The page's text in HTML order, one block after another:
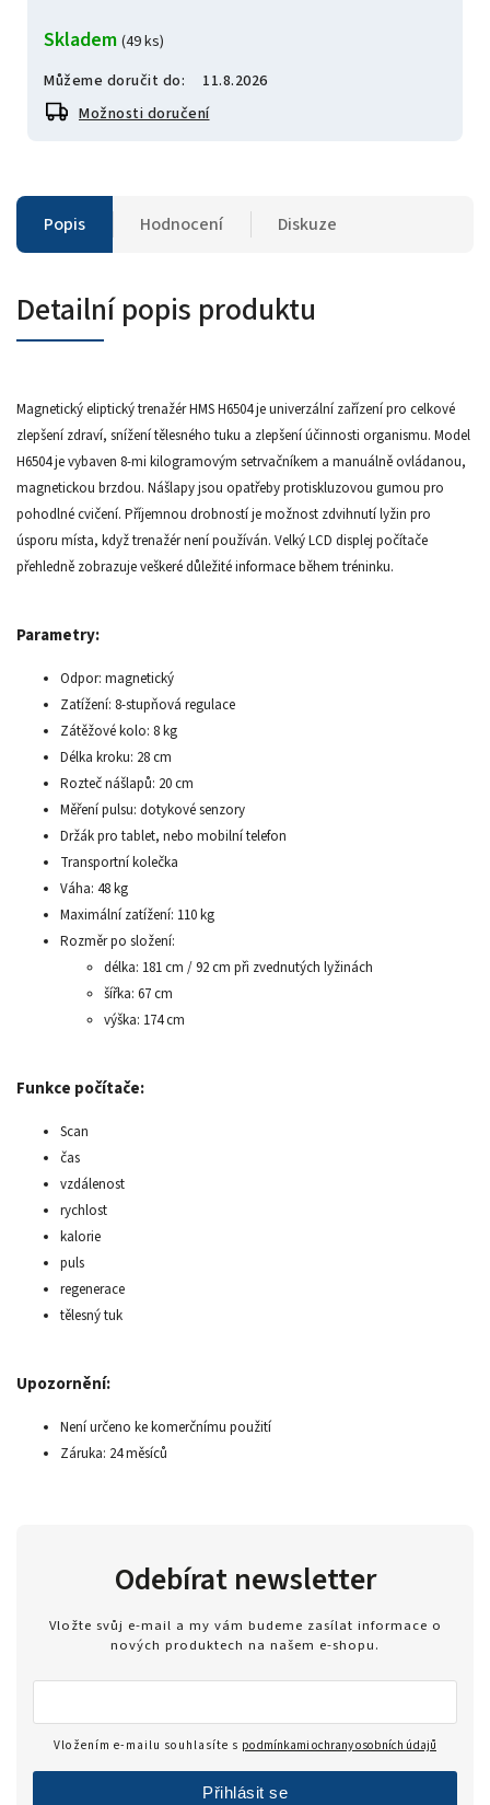
Skladem (49 ks)
Můžeme doručit do:
11.8.2026
Možnosti doručení
Popis Hodnocení Diskuze
Detailní popis produktu
Magnetický eliptický trenažér HMS H6504 je univerzální zařízení pro celkové
zlepšení zdraví, snížení tělesného tuku a zlepšení účinnosti organismu. Model
H6504 je vybaven 8-mi kilogramovým setrvačníkem a manuálně ovládanou,
magnetickou brzdou. Nášlapy jsou opatřeby protiskluzovou gumou pro
pohodlné cvičení. Příjemnou drobností je možnost zdvihnutí lyžin pro
úsporu místa, když trenažér není používán. Velký LCD displej počítače
přehledně zobrazuje veškeré důležité informace během tréninku.
Parametry:
Odpor: magnetický
Zatížení: 8-stupňová regulace
Zátěžové kolo: 8 kg
Délka kroku: 28 cm
Rozteč nášlapů: 20 cm
Měření pulsu: dotykové senzory
Držák pro tablet, nebo mobilní telefon
Transportní kolečka
Váha: 48 kg
Maximální zatížení: 110 kg
Rozměr po složení:
délka: 181 cm / 92 cm při zvednutých lyžinách
šířka: 67 cm
výška: 174 cm
Funkce počítače:
Scan
čas
vzdálenost
rychlost
kalorie
puls
regenerace
tělesný tuk
Upozornění:
Není určeno ke komerčnímu použití
Záruka: 24 měsíců
Odebírat newsletter
Vložte svůj e-mail a my vám budeme zasílat informace o
nových produktech na našem e-shopu.
Vložením e-mailu souhlasíte s podmínkami ochrany osobních údajů
Přihlásit se